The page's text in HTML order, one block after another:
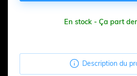
En stock - Ça part
 Description du